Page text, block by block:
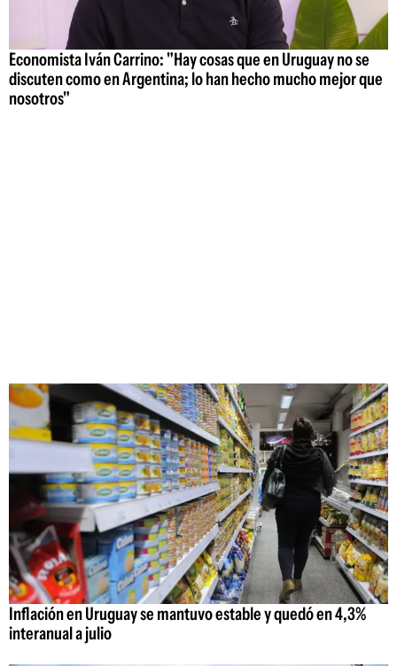
Economista Iván Carrino: "Hay cosas que en Uruguay no se
discuten como en Argentina; lo han hecho mucho mejor que
nosotros"
Inflación en Uruguay se mantuvo estable y quedó en 4,3%
interanual a julio